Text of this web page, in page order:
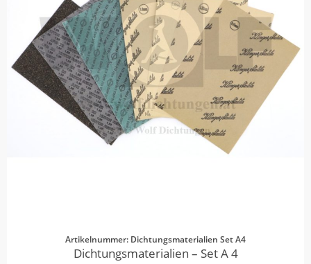
Artikelnummer: Dichtungsmaterialien Set A4
Dichtungsmaterialien – Set A 4